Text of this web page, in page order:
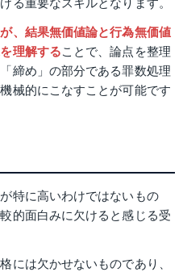
、結果無価値論と行為無価値
理解することで、論点を整理
締め」の部分である罪数処理
械的にこなすことが可能です​​
特に高いわけではないもの
的面白みに欠けると感じる受
には欠かせないものであり、